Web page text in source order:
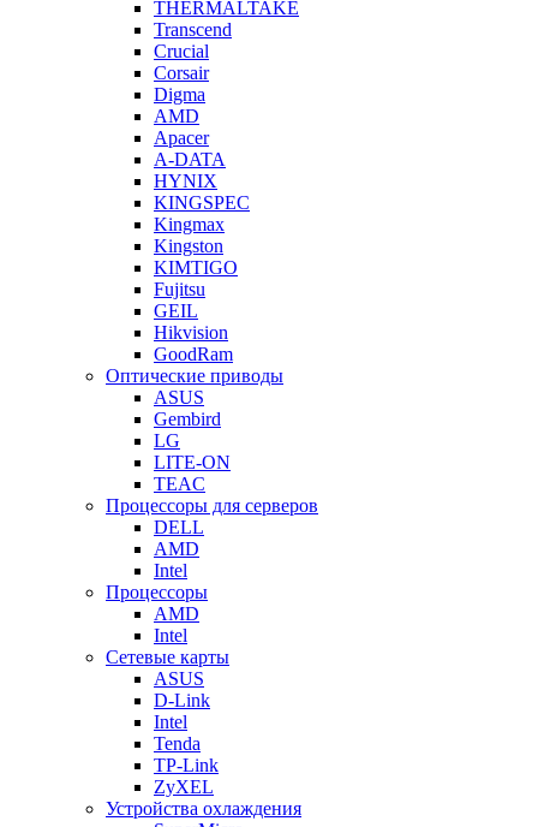
THERMALTAKE
Transcend
Crucial
Corsair
Digma
AMD
Apacer
A-DATA
HYNIX
KINGSPEC
Kingmax
Kingston
KIMTIGO
Fujitsu
GEIL
Hikvision
GoodRam
Оптические приводы
ASUS
Gembird
LG
LITE-ON
TEAC
Процессоры для серверов
DELL
AMD
Intel
Процессоры
AMD
Intel
Сетевые карты
ASUS
D-Link
Intel
Tenda
TP-Link
ZyXEL
Устройства охлаждения